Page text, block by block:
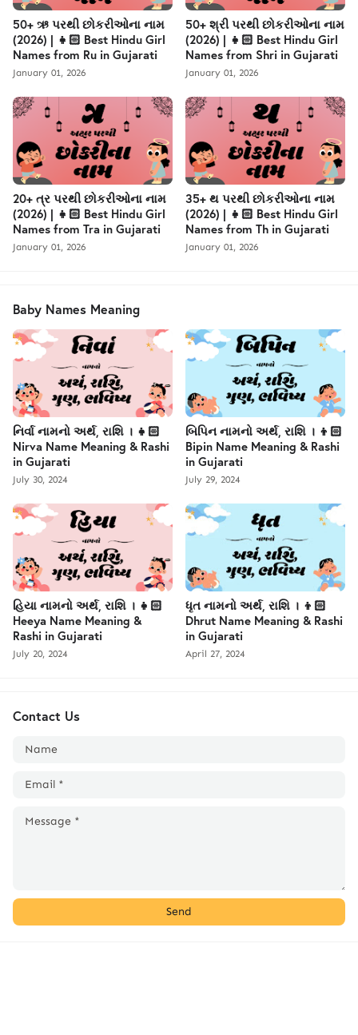
50+ ઋ પરથી છોકરીઓના નામ
(2026) | 👧🏻 Best Hindu Girl
Names from Ru in Gujarati
January 01, 2026
50+ શ્રી પરથી છોકરીઓના નામ
(2026) | 👧🏻 Best Hindu Girl
Names from Shri in Gujarati
January 01, 2026
20+ ત્ર પરથી છોકરીઓના નામ
(2026) | 👧🏻 Best Hindu Girl
Names from Tra in Gujarati
January 01, 2026
35+ થ પરથી છોકરીઓના નામ
(2026) | 👧🏻 Best Hindu Girl
Names from Th in Gujarati
January 01, 2026
Baby Names Meaning
નિર્વા નામનો અર્થ, રાશિ । 👧🏻
Nirva Name Meaning & Rashi
in Gujarati
July 30, 2024
બિપિન નામનો અર્થ, રાશિ । 👦🏻
Bipin Name Meaning & Rashi
in Gujarati
July 29, 2024
હિયા નામનો અર્થ, રાશિ । 👧🏻
Heeya Name Meaning &
Rashi in Gujarati
July 20, 2024
ધૃત નામનો અર્થ, રાશિ । 👦🏻
Dhrut Name Meaning & Rashi
in Gujarati
April 27, 2024
Contact Us